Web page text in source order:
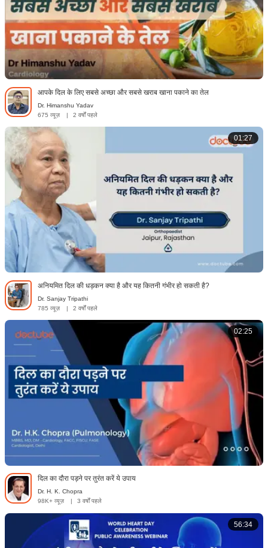
आपके दिल के लिए सबसे अच्छा और सबसे खराब खाना पकाने का तेल
Dr. Himanshu Yadav
675 व्यूज़
| 2 वर्षों पहले
01:27
अनियमित दिल की धड़कन क्या है और यह कितनी गंभीर हो सकती है?
Dr. Sanjay Tripathi
785 व्यूज़
| 2 वर्षों पहले
02:25
दिल का दौरा पड़ने पर तुरंत करें ये उपाय
Dr. H. K. Chopra
98K+ व्यूज़
3 वर्षों पहले
56:34